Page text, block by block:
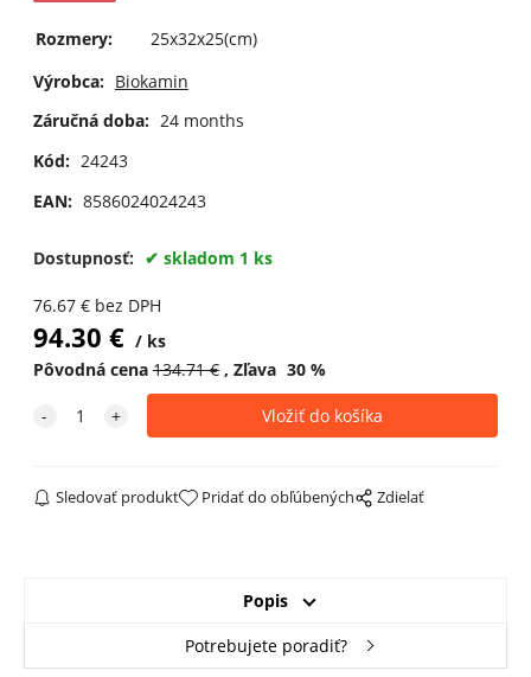
Rozmery:
25x32x25(cm)
Výrobca: Biokamin
Záručná doba: 24 months
Kód: 24243
EAN: 8586024024243
Dostupnosť: skladom 1 ks
76.67€ bez DPH
94.30 €
ks
Pôvodná cena 134.71€ Zľava 30%
Sledovať produkt Pridať do obľúbených Zdielať
Popis
Potrebujete poradiť?